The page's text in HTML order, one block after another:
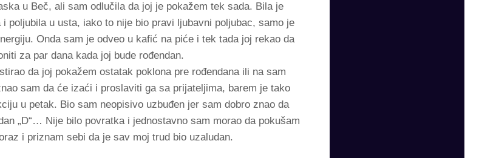
u Beč, ali sam odlučila da joj je pokažem tek sada. Bila je
poljubila u usta, iako to nije bio pravi ljubavni poljubac, samo je
Onda sam je odveo u kafić na piće i tek tada joj rekao da
za par dana kada joj bude rođendan.
da joj pokažem ostatak poklona pre rođendana ili na sam
sam da će izaći i proslaviti ga sa prijateljima, barem je tako
u petak. Bio sam neopisivo uzbuđen jer sam dobro znao da
„D“… Nije bilo povratka i jednostavno sam morao da pokušam
i priznam sebi da je sav moj trud bio uzaludan.